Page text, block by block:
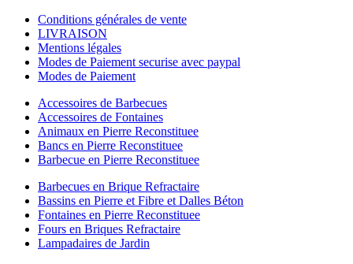
Conditions générales de vente
LIVRAISON
Mentions légales
Modes de Paiement securise avec paypal
Modes de Paiement
Accessoires de Barbecues
Accessoires de Fontaines
Animaux en Pierre Reconstituee
Bancs en Pierre Reconstituee
Barbecue en Pierre Reconstituee
Barbecues en Brique Refractaire
Bassins en Pierre et Fibre et Dalles Béton
Fontaines en Pierre Reconstituee
Fours en Briques Refractaire
Lampadaires de Jardin